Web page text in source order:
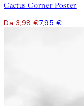
Cactus Corner Poster
Da 3,98 €7,95 €